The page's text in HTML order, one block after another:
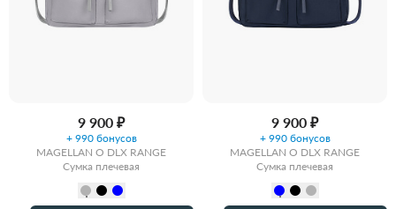
9 900 ₽
+ 990 бонусов
MAGELLAN O DLX RANGE
Сумка плечевая
9 900 ₽
+ 990 бонусов
MAGELLAN O DLX RANGE
Сумка плечевая